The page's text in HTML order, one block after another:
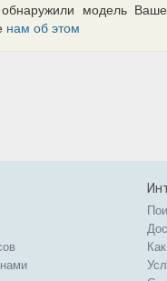
модель
нам об этом